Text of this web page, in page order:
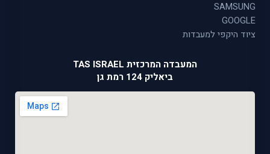
SAMSUNG
GOOGLE
ציוד היקפי למעבדות
המעבדה המרכזית TAS ISRAEL
ביאליק 124 רמת גן